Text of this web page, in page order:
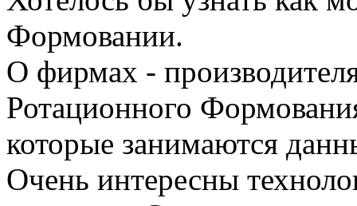
Формовании.
О фирмах -
Ротационного
которые занимаются
Очень интересны